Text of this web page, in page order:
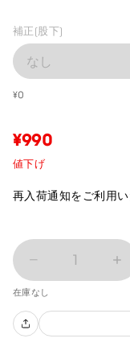
補正(股下)
なし
¥0
¥990
値下げ
再入荷通知をご利用
1
在庫なし